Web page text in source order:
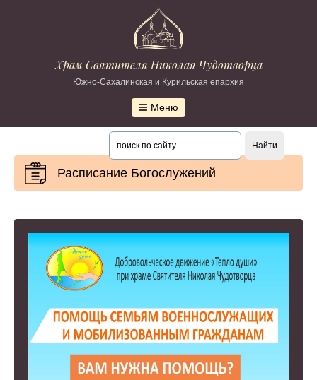
Храм Святителя Николая Чудотворца
Южно-Сахалинская и Курильская епархия
Меню
Расписание Богослужений